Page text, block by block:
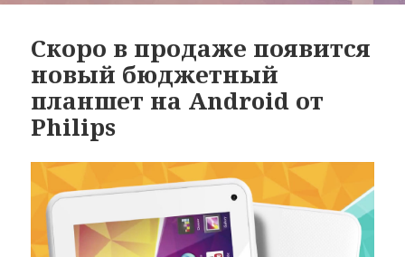
Скоро в продаже появится
новый бюджетный
планшет на Android от
Philips